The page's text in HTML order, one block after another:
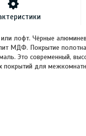
лофт. Чёрные
МДФ. Покрытие
Это современный,
покрытий для